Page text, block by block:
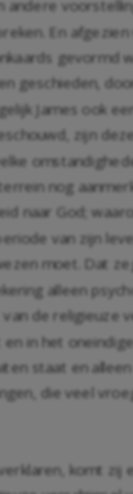
En afgezien
gevormd
geschieden,
James ook
zijn
nog
naar God;
van zijn
moet. Dat
alleen
de religieuze
in het
staat en
die veel
komt zij